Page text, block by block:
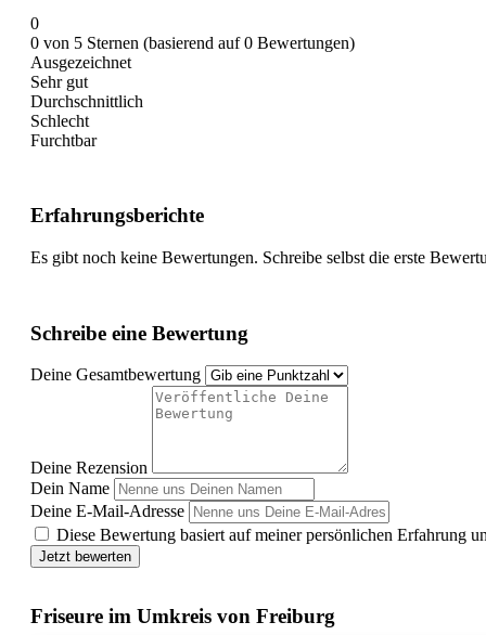
0
0 von 5 Sternen (basierend auf 0 Bewertungen)
Ausgezeichnet
Sehr gut
Durchschnittlich
Schlecht
Furchtbar
Erfahrungsberichte
Es gibt noch keine Bewertungen. Schreibe selbst die erste
Schreibe eine Bewertung
Deine Gesamtbewertung
Deine Rezension
Dein Name
Deine E-Mail-Adresse
Diese Bewertung basiert auf meiner persönlichen Erfahrung
Jetzt bewerten
Friseure im Umkreis von Freiburg